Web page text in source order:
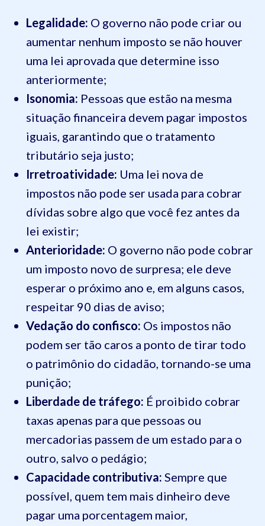
Legalidade: O governo não pode criar ou
aumentar nenhum imposto se não houver
uma lei aprovada que determine isso
anteriormente;
Isonomia: Pessoas que estão na mesma
situação financeira devem pagar impostos
iguais, garantindo que o tratamento
tributário seja justo;
Irretroatividade: Uma lei nova de
impostos não pode ser usada para cobrar
dívidas sobre algo que você fez antes da
lei existir;
Anterioridade: O governo não pode cobrar
um imposto novo de surpresa; ele deve
esperar o próximo ano e, em alguns casos,
respeitar 90 dias de aviso;
Vedação do confisco: Os impostos não
podem ser tão caros a ponto de tirar todo
o patrimônio do cidadão, tornando-se uma
punição;
Liberdade de tráfego: É proibido cobrar
taxas apenas para que pessoas ou
mercadorias passem de um estado para o
outro, salvo o pedágio;
Capacidade contributiva: Sempre que
possível, quem tem mais dinheiro deve
pagar uma porcentagem maior,